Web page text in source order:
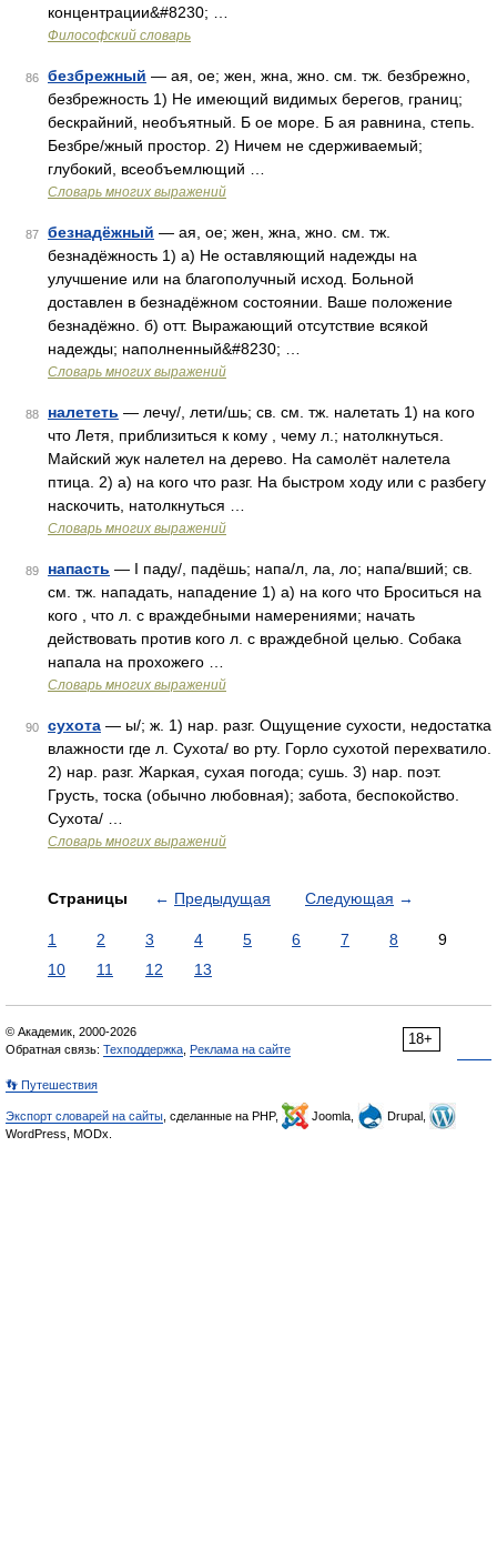
концентрации&#8230; …
Философский словарь
86 безбрежный — ая, ое; жен, жна, жно. см. тж. безбрежно,
безбрежность 1) Не имеющий видимых берегов, границ;
бескрайний, необъятный. Б ое море. Б ая равнина, степь.
Безбре/жный простор. 2) Ничем не сдерживаемый;
глубокий, всеобъемлющий …
Словарь многих выражений
87 безнадёжный — ая, ое; жен, жна, жно. см. тж.
безнадёжность 1) а) Не оставляющий надежды на
улучшение или на благополучный исход. Больной
доставлен в безнадёжном состоянии. Ваше положение
безнадёжно. б) отт. Выражающий отсутствие всякой
надежды; наполненный&#8230; …
Словарь многих выражений
88 налететь — лечу/, лети/шь; св. см. тж. налетать 1) на кого
что Летя, приблизиться к кому , чему л.; натолкнуться.
Майский жук налетел на дерево. На самолёт налетела
птица. 2) а) на кого что разг. На быстром ходу или с разбегу
наскочить, натолкнуться …
Словарь многих выражений
89 напасть — I паду/, падёшь; напа/л, ла, ло; напа/вший; св.
см. тж. нападать, нападение 1) а) на кого что Броситься на
кого , что л. с враждебными намерениями; начать
действовать против кого л. с враждебной целью. Собака
напала на прохожего …
Словарь многих выражений
90 сухота — ы/; ж. 1) нар. разг. Ощущение сухости, недостатка
влажности где л. Сухота/ во рту. Горло сухотой перехватило.
2) нар. разг. Жаркая, сухая погода; сушь. 3) нар. поэт.
Грусть, тоска (обычно любовная); забота, беспокойство.
Сухота/ …
Словарь многих выражений
Страницы ← Предыдущая Следующая →
1 2 3 4 5 6 7 8
9
10
11 12 13
18+
© Академик, 2000-2026
Обратная связь: Техподдержка Реклама на сайте
👣 Путешествия
Экспорт словарей на сайты , сделанные на PHP, Joomla,
Drupal,
WordPress, MODx.